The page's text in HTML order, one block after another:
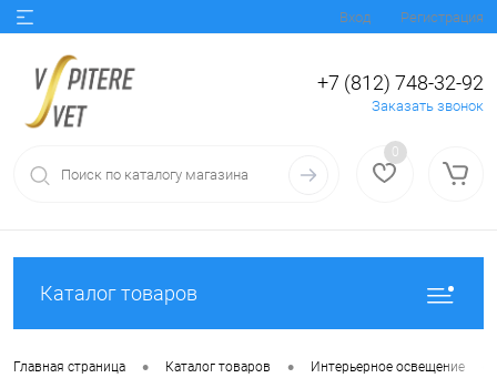
Вход Регистрация
+7 (812) 748-32-92
Заказать звонок
0
Каталог товаров
Главная страница • Каталог товаров • Интерьерное освещение